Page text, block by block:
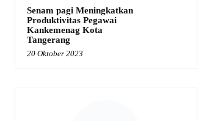
Senam pagi Meningkatkan
Produktivitas Pegawai
Kankemenag Kota
Tangerang
20 Oktober 2023